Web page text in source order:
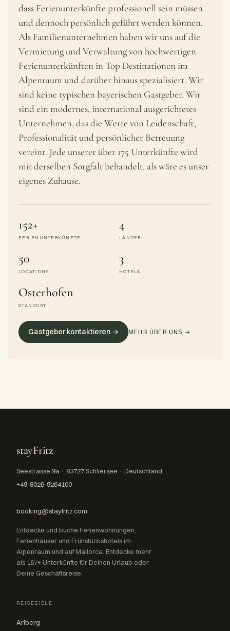
dass Ferienunterkünfte professionell sein müssen
und dennoch persönlich geführt werden können.
Als Familienunternehmen haben wir uns auf die
Vermietung und Verwaltung von hochwertigen
Ferienunterkünften in Top Destinationen im
Alpenraum und darüber hinaus spezialisiert. Wir
sind keine typischen bayerischen Gastgeber. Wir
sind ein modernes, international ausgerichtetes
Unternehmen, das die Werte von Leidenschaft,
Professionalität und persönlicher Betreuung
vereint. Jede unserer über 175 Unterkünfte wird
mit derselben Sorgfalt behandelt, als wäre es unser
eigenes Zuhause.
152+
FERIENUNTERKÜNFTE
4
LÄNDER
50
LOCATIONS
3
HOTELS
Osterhofen
STANDORT
Gastgeber kontaktieren → MEHR ÜBER UNS →
stayFritz
Seestrasse 9a · 83727 Schliersee · Deutschland
+49-8026-9264100
booking@stayfritz.com
Entdecke und buche Ferienwohnungen,
Ferienhäuser und Frühstückshotels im
Alpenraum und auf Mallorca. Entdecke mehr
als 167+ Unterkünfte für Deinen Urlaub oder
Deine Geschäftsreise.
REISEZIELE
Arlberg